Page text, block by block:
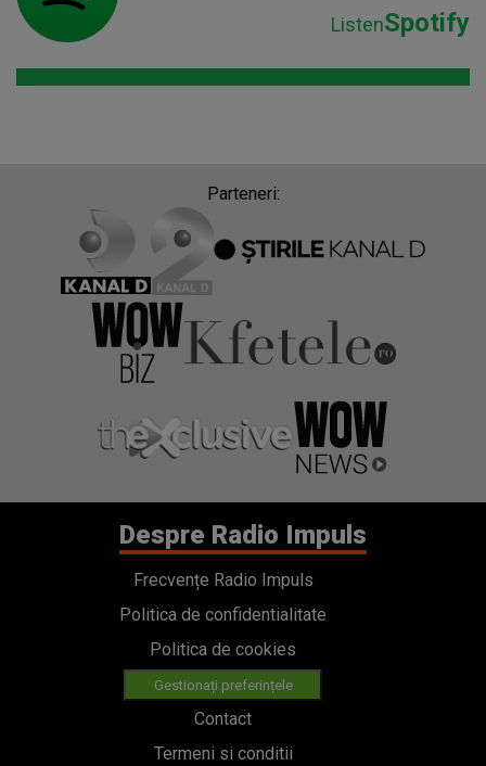
ListenSpotify
Parteneri:
Despre Radio Impuls
Frecvențe Radio Impuls
Politica de confidentialitate
Politica de cookies
Gestionați preferințele
Contact
Termeni si conditii